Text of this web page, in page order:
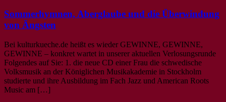
Sommerhymnen, Aberglaube und die Überwindung
von Ängsten
Bei kulturkueche.de heißt es wieder GEWINNE, GEWINNE,
GEWINNE – konkret wartet in unserer aktuellen Verlosungsrunde
Folgendes auf Sie: 1. die neue CD einer Frau die schwedische
Volksmusik an der Königlichen Musikakademie in Stockholm
studierte und ihre Ausbildung im Fach Jazz und American Roots
Music am […]